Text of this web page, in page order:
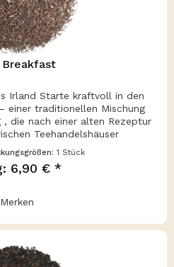
Breakfast
Irland Starte kraftvoll in den
einer traditionellen Mischung
, die nach einer alten Rezeptur
Teehandelshäuser
wurde....
1 Stück
6,90 € *
Merken